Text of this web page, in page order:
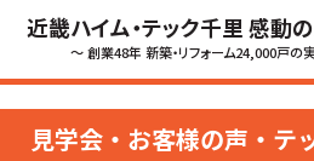
近畿ハイム・テック千里 感動
～ 創業48年 新築・リフォーム24,000戸の
見学会・お客様の声・テ